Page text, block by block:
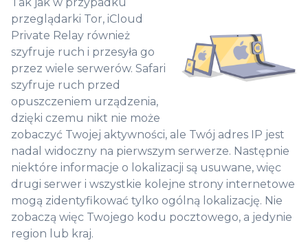
przeglądarki Tor, iCloud
Private Relay również
szyfruje ruch i przesyła go
przez wiele serwerów. Safari
szyfruje ruch przed
opuszczeniem urządzenia,
dzięki czemu nikt nie może
zobaczyć Twojej aktywności, ale Twój adres IP jest
nadal widoczny na pierwszym serwerze. Następnie
niektóre informacje o lokalizacji są usuwane, więc
drugi serwer i wszystkie kolejne strony internetowe
mogą zidentyfikować tylko ogólną lokalizację. Nie
zobaczą więc Twojego kodu pocztowego, a jedynie
region lub kraj.